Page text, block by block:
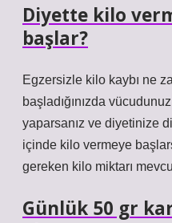
Diyette kilo
başlar?
Egzersizle kilo kaybı ne
başladığınızda
yaparsanız ve diyetinize
içinde kilo vermeye
gereken kilo miktarı
Günlük 50 gr